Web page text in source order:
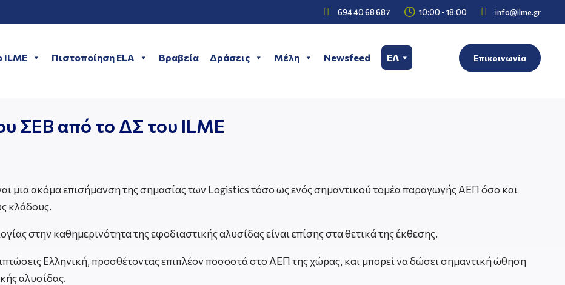
 694 40 68 687  10:00 - 18:00  info@ilme.gr
ILME Πιστοποίηση ELA Βραβεία Δράσεις Μέλη Newsfeed ΕΛ Επικοινωνία
ΣΕΒ από το ΔΣ του ILME
μια ακόμα επισήμανση της σημασίας των Logistics τόσο ως ενός σημαντικού τομέα παραγωγής ΑΕΠ όσο και
κλάδους.
στην καθημερινότητα της εφοδιαστικής αλυσίδας είναι επίσης στα θετικά της έκθεσης.
Ελληνική, προσθέτοντας επιπλέον ποσοστά στο ΑΕΠ της χώρας, και μπορεί να δώσει σημαντική ώθηση
αλυσίδας.